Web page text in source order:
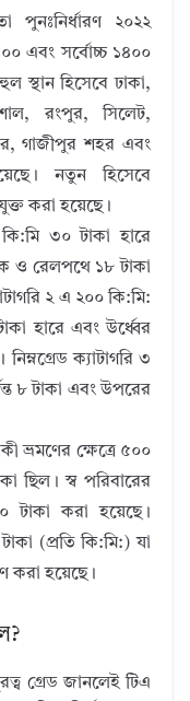
পুনঃনির্ধারণ ২০২২
এবং সর্বোচ্চ ১৪০০
স্থান হিসেবে ঢাকা,
রংপুর, সিলেট,
গাজীপুর শহর এবং
নতুন হিসেবে
করা হয়েছে।
৩০ টাকা হারে
ও রেলপথে ১৮ টাকা
২ এ ২০০ কি:মি:
হারে এবং উর্ধ্বের
ক্যাটাগরি ৩
৮ টাকা এবং উপরের
ভ্রমণের ক্ষেত্রে ৫০০
ছিল। স্ব পরিবারের
টাকা করা হয়েছে।
(প্রতি কি:মি:) যা
করা হয়েছে।
গ্রেড জানলেই টিএ